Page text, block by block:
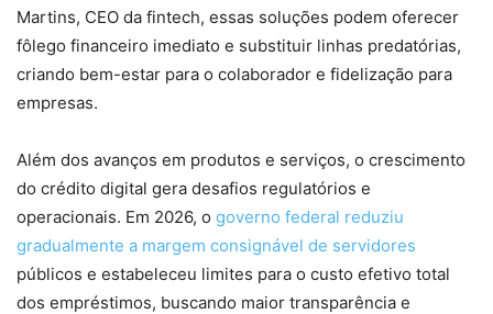
Martins, CEO da fintech, essas soluções podem oferecer
fôlego financeiro imediato e substituir linhas predatórias,
criando bem-estar para o colaborador e fidelização para
empresas.
Além dos avanços em produtos e serviços, o crescimento
do crédito digital gera desafios regulatórios e
operacionais. Em 2026, o governo federal reduziu
gradualmente a margem consignável de servidores
públicos e estabeleceu limites para o custo efetivo total
dos empréstimos, buscando maior transparência e